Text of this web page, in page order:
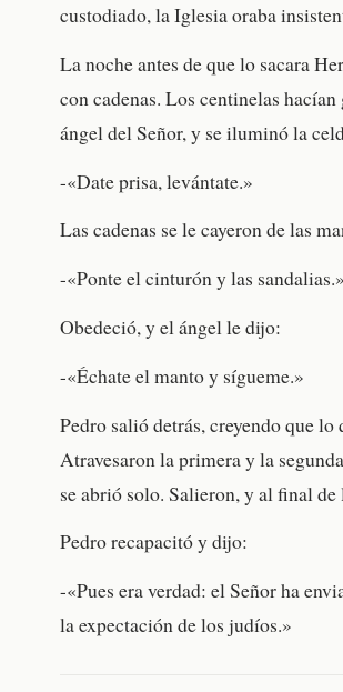
custodiado, la Iglesia oraba
La noche antes de que lo sacara
con cadenas. Los centinelas
ángel del Señor, y se iluminó la
-«Date prisa, levántate.»
Las cadenas se le cayeron de las
-«Ponte el cinturón y las sandalias.»
Obedeció, y el ángel le dijo:
-«Échate el manto y sígueme.»
Pedro salió detrás, creyendo que
Atravesaron la primera y la
se abrió solo. Salieron, y al final
Pedro recapacitó y dijo:
-«Pues era verdad: el Señor ha
la expectación de los judíos.»